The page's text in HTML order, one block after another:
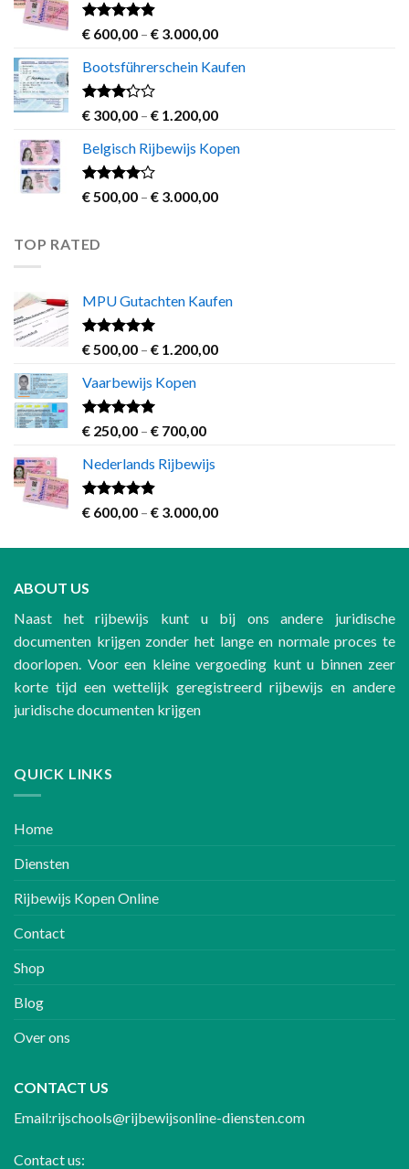
€ 700,00
Rated4.60
out of 5
€ 600,00 – € 3.000,00Price
€ 600,00
€ 3.000,00
Bootsführerschein Kaufen
Rated
out of
5
€ 300,00 – € 1.200,00Price
€ 300,00
€ 1.200,00
Belgisch Rijbewijs Kopen
Rated
out
€500,00 – € 3.000,00Price
TOP RATED
MPU Gutachten Kaufen
Rated5.00
out of 5
€ 500,00 – € 1.200,00Price
Vaarbewijs Kopen
Rated4.63
out of 5
€ 250,00 – € 700,00Price
€ 250,00
€ 700,00
Nederlands Rijbewijs
Rated4.60
out of 5
€ 600,00 – € 3.000,00Price
€ 600,00
ABOUT US
Naast het rijbewijs kunt u bij ons andere juridische
documenten krijgen zonder het lange en normale proces te
doorlopen. Voor een kleine vergoeding kunt u binnen zeer
korte tijd een wettelijk geregistreerd rijbewijs en andere
juridische documenten krijgen
QUICK LINKS
Home
Diensten
Rijbewijs Kopen Online
Contact
Shop
Blog
Over ons
CONTACT US
Email:rijschools@rijbewijsonline-diensten.com
Contact us: